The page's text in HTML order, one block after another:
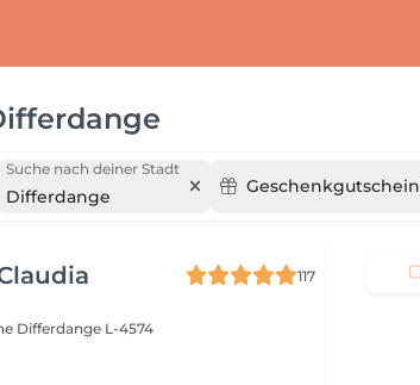
Suche nach deiner Stadt
Differdange Geschenkgutschein
117
Differdange L-4574